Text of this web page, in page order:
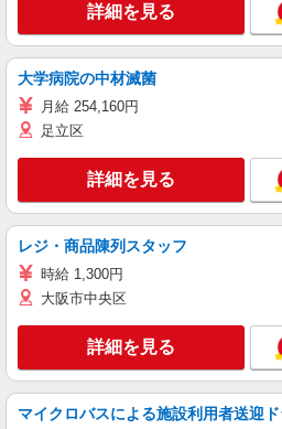
詳細を見る
大学病院の中材滅菌
月給 254,160円
足立区
詳細を見る
レジ・商品陳列スタッフ
時給 1,300円
大阪市中央区
詳細を見る
マイクロバスによる施設利用者送迎